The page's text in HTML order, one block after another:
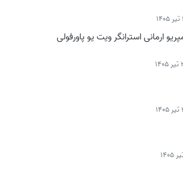
ارمانی استرانگر ویت یو پاورفولی